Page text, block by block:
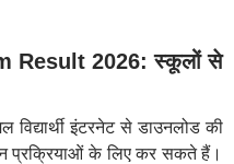
Result 2026: स्कूलों से
विद्यार्थी इंटरनेट से डाउनलोड की
प्रक्रियाओं के लिए कर सकते हैं।